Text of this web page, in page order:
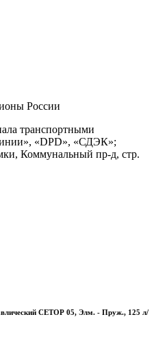
России
транспортными
«DPD», «СДЭК»;
Коммунальный пр-д, стр.
СЕТОР 05, Элм. - Пруж., 125 л/